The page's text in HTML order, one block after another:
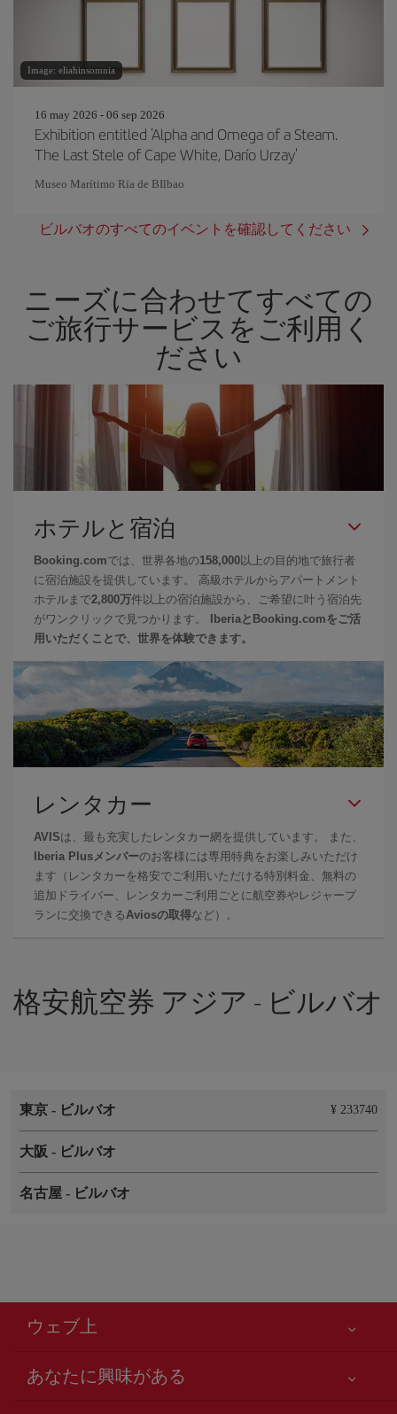
Image: eliahinsomnia
16 may 2026 - 06 sep 2026
Exhibition entitled 'Alpha and Omega of a Steam.
The Last Stele of Cape White, Darío Urzay'
Museo Marítimo Ría de BIlbao
ビルバオのすべてのイベントを確認してください
ニーズに合わせてすべての
ご旅行サービスをご利用く
ださい
ホテルと宿泊
Booking.comでは、世界各地の158,000 以上の目的地で旅行者
に宿泊施設を提供しています。 高級ホテルからアパートメント
ホテルまで2,800万件以上の宿泊施設から、ご希望に叶う宿泊先
がワンクリックで見つかります。
IberiaとBooking.comをご活
用いただくことで、世界を体験できます。
レンタカー
AVISは、最も充実したレンタカー網を提供しています。 また、
Iberia Plusメンバーのお客様には専用特典をお楽しみいただけ
ます（レンタカーを格安でご利用いただける特別料金、無料の
追加ドライバー、レンタカーご利用ごとに航空券やレジャープ
ランに交換できる Aviosの取得など）。
格安航空券 アジア - ビルバオ
東京 - ビルバオ ¥ 233740
大阪 - ビルバオ
名古屋 - ビルバオ
ウェブ上
あなたに興味がある